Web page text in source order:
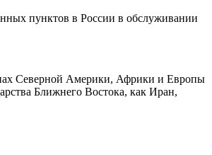
пунктов в России в обслуживании
Северной Америки, Африки и Европы
Ближнего Востока, как Иран,